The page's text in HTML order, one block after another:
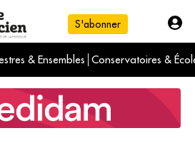
S'abonner
& Ensembles Conservatoires &
L'info du jour
numéro du mois
International